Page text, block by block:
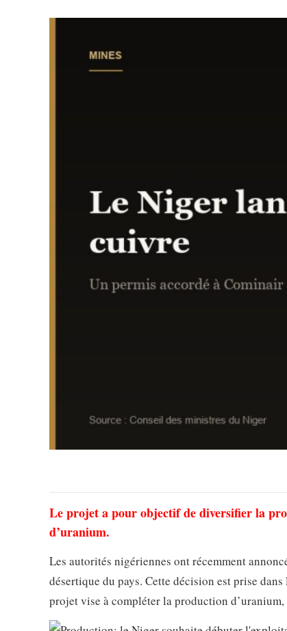
Le projet a pour objectif de diversifier la
d’uranium.
Les autorités nigériennes ont récemment
désertique du pays. Cette décision est prise
projet vise à compléter la production